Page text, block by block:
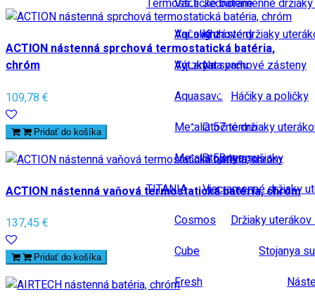
Vane
Vaňové zásteny
Výtoky na vaňu
Termostatické baterie
Aqualight
Aquamat
Aquasave
Metalia 57 termo
Metalia 58 termo
TITANIA
Cosmos
Cube
Fresh
Jednoramenné
Kruhové držiaky
Na sprchové zásteny
Háčiky a poličky
Otočné držiaky
Stojanya sušiaky
Viacramenné držiaky
Držiaky
Stojanya
ACTION nástenná sprchová termostatická batéria,
chróm
109,78 €
Pridať do košíka
ACTION nástenná vaňová termostatická batéria, chróm
137,45 €
Pridať do košíka